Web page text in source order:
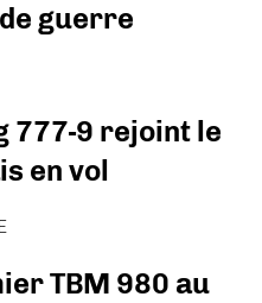
guerre
777-9 rejoint le
en vol
TBM 980 au